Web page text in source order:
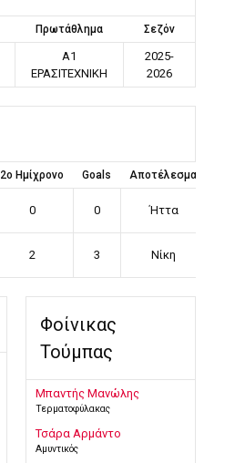
Πρωτάθλημα Σεζόν
Α1
ΕΡΑΣΙΤΕΧΝΙΚΗ
2025-
2026
2ο Ημίχρονο Goals Αποτέλεσμα
0 0 Ήττα
2 3 Νίκη
Φοίνικας
Τούμπας
Μπαντής Μανώλης
Τερματοφύλακας
Τσάρα Αρμάντο
Αμυντικός